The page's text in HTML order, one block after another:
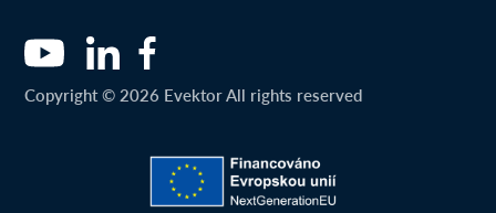
Copyright © 2026 Evektor All rights reserved